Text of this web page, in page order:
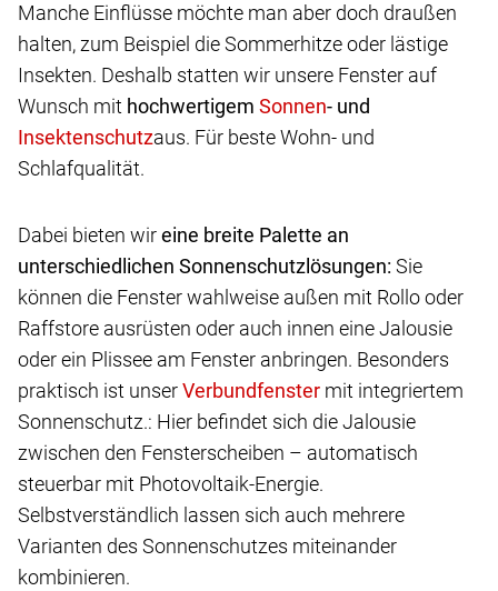
Manche Einflüsse möchte man aber doch draußen
halten, zum Beispiel die Sommerhitze oder lästige
Insekten. Deshalb statten wir unsere Fenster auf
Wunsch mit hochwertigem
- und
aus. Für beste Wohn- und
Schlafqualität.
Dabei bieten wireine breite Palette an
unterschiedlichen Sonnenschutzlösungen: Sie
können die Fenster wahlweise außen mit Rollo oder
Raffstore ausrüsten oder auch innen eine Jalousie
oder ein Plissee am Fenster anbringen. Besonders
praktisch ist unser
mit integriertem
Sonnenschutz.: Hier befindet sich die Jalousie
zwischen den Fensterscheiben – automatisch
steuerbar mit Photovoltaik-Energie.
Selbstverständlich lassen sich auch mehrere
Varianten des Sonnenschutzes miteinander
kombinieren.